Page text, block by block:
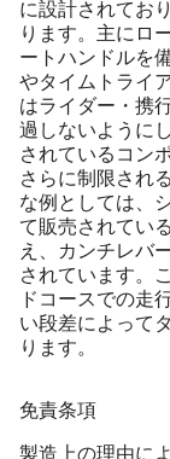
に設計されてお
ります。主にロ
ートハンドルを
やタイムトライ
はライダー・携
過しないように
されているコン
さらに制限され
な例としては、
て販売されてい
え、カンチレバ
されています。
ドコースでの走
い段差によって
ります。
免責条項
製造上の理由に